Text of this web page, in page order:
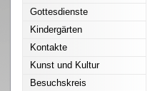
Gottesdienste
Kindergärten
Kontakte
Kunst und Kultur
Besuchskreis